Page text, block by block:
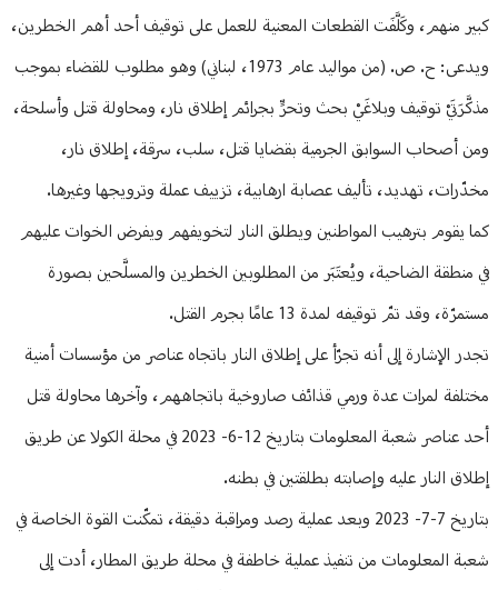
كبير منهم، وكَلَّفَت القطعات المعنية للعمل على توقيف أحد أهم الخطرين،
ويدعى: ح. ص. (من مواليد عام 1973، لبناني) وهو مطلوب للقضاء بموجب
مذكَّرَتَيْ توقيف وبلاغَيْ بحث وتحرٍّ بجرائم إطلاق نار، ومحاولة قتل وأسلحة،
ومن أصحاب السوابق الجرمية بقضايا قتل، سلب، سرقة، إطلاق نار،
مخدّرات، تهديد، تأليف عصابة ارهابية، تزييف عملة وترويجها وغيرها.
كما يقوم بترهيب المواطنين ويطلق النار لتخويفهم ويفرض الخوات عليهم
في منطقة الضاحية، ويُعتَبَر من المطلوبين الخطرين والمسلَّحين بصورة
مستمرّة، وقد تمّ توقيفه لمدة 13 عامًا بجرم القتل.
تجدر الإشارة إلى أنه تجرّأ على إطلاق النار باتجاه عناصر من مؤسسات أمنية
مختلفة لمرات عدة ورمي قذائف صاروخية باتجاههم، وآخرها محاولة قتل
أحد عناصر شعبة المعلومات بتاريخ 12-6- 2023 في محلة الكولا عن طريق
إطلاق النار عليه وإصابته بطلقتين في بطنه.
بتاريخ 7-7- 2023 وبعد عملية رصد ومراقبة دقيقة، تمكّنت القوة الخاصة في
شعبة المعلومات من تنفيذ عملية خاطفة في محلة طريق المطار، أدت إلى